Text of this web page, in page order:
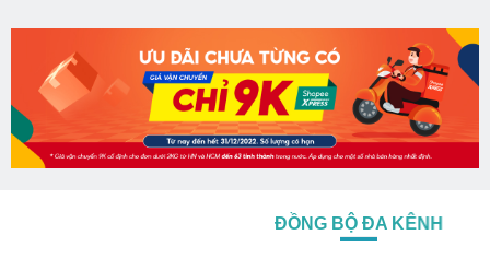
ĐỒNG BỘ ĐA KÊNH